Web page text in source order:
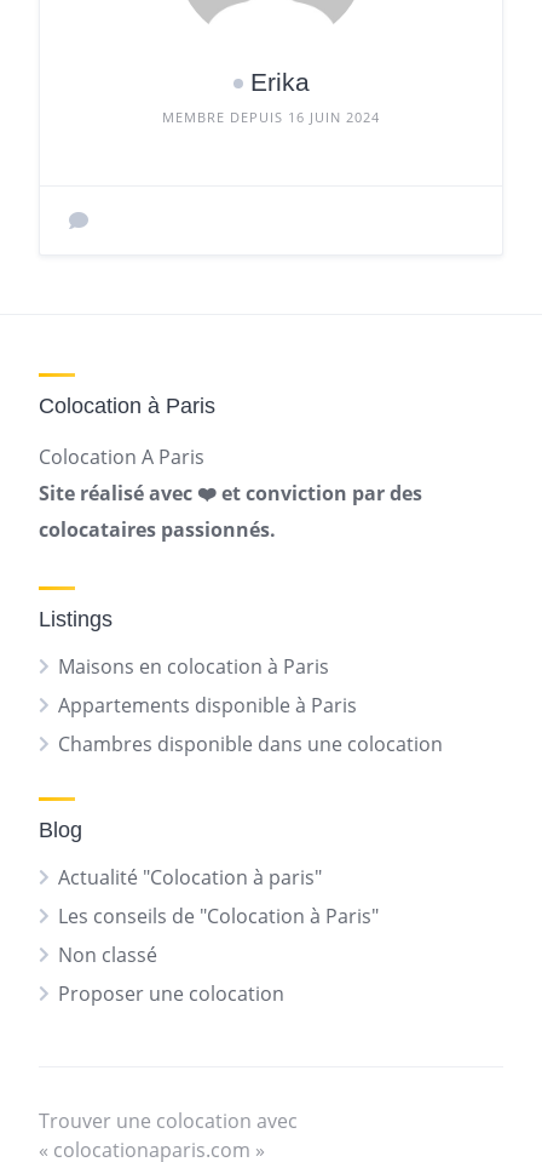
Erika
MEMBRE DEPUIS 16 JUIN 2024
Colocation à Paris
Colocation A Paris
Site réalisé avec ❤️ et conviction par des
colocataires passionnés.
Listings
Maisons en colocation à Paris
Appartements disponible à Paris
Chambres disponible dans une colocation
Blog
Actualité "Colocation à paris"
Les conseils de "Colocation à Paris"
Non classé
Proposer une colocation
Trouver une colocation avec
« colocationaparis.com »